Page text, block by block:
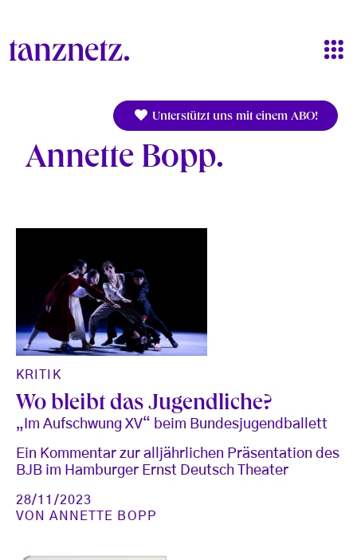
Unterstützt uns mit einem ABO!
Annette Bopp
KRITIK
Wo bleibt das Jugendliche?
„Im Aufschwung XV“ beim Bundesjugendballett
Ein Kommentar zur alljährlichen Präsentation des
BJB im Hamburger Ernst Deutsch Theater
28/11/2023
VONANNETTE BOPP